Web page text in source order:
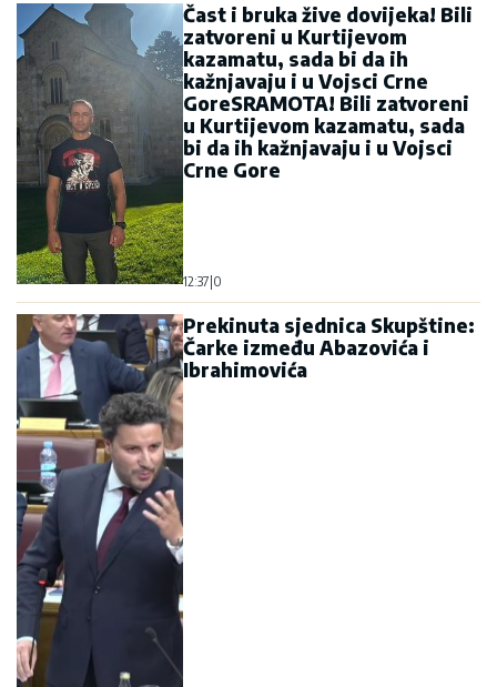
Čast i bruka žive dovijeka! Bili
zatvoreni u Kurtijevom
kazamatu, sada bi da ih
kažnjavaju i u Vojsci Crne
GoreSRAMOTA! Bili zatvoreni
u Kurtijevom kazamatu, sada
bi da ih kažnjavaju i u Vojsci
Crne Gore
12:37|0
Prekinuta sjednica Skupštine:
Čarke između Abazovića i
Ibrahimovića